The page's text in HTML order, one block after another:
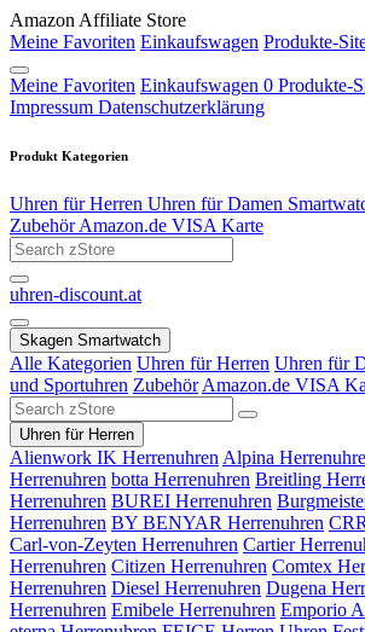
Amazon Affiliate Store
Meine Favoriten Einkaufswagen Produkte-
Meine Favoriten Einkaufswagen 0 Produkte-
Impressum Datenschutzerklärung
Produkt Kategorien
Uhren für Herren Uhren für Damen
ZubehörAmazon.de VISA Karte
uhren-discount.at
Skagen Smartwatch
Alle Kategorien Uhren für Herren Uhren für
und Sportuhren Zubehör Amazon.de VISA
Uhren für Herren
Alienwork IK Herrenuhren Alpina
Herrenuhren botta Herrenuhren Breitling
Herrenuhren BUREI Herrenuhren
Herrenuhren BY BENYAR Herrenuhren
Carl-von-Zeyten Herrenuhren Cartier
Herrenuhren Citizen Herrenuhren Comtex
Herrenuhren Diesel Herrenuhren Dugena
Herrenuhren Emibele Herrenuhren Emporio